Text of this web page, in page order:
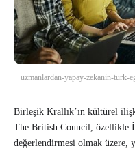
uzmanlardan-yapay-zekanin-turk-
Birleşik Krallık’ın kültürel
The British Council, özellikle
değerlendirmesi olmak üzere,